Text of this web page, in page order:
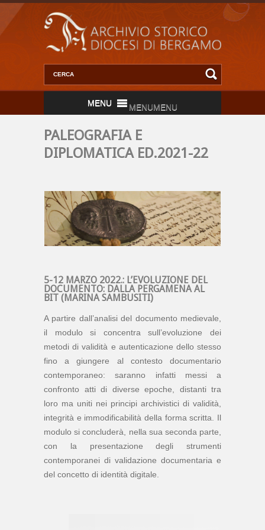
MENUMENU
PALEOGRAFIA E
DIPLOMATICA ED.2021-22
5-12 MARZO 2022.: L’EVOLUZIONE DEL
DOCUMENTO: DALLA PERGAMENA AL
BIT (MARINA SAMBUSITI)
A partire dall’analisi del documento medievale,
il modulo si concentra sull’evoluzione dei
metodi di validità e autenticazione dello stesso
fino a giungere al contesto documentario
contemporaneo: saranno infatti messi a
confronto atti di diverse epoche, distanti tra
loro ma uniti nei principi archivistici di validità,
integrità e immodificabilità della forma scritta. Il
modulo si concluderà, nella sua seconda parte,
con la presentazione degli strumenti
contemporanei di validazione documentaria e
del concetto di identità digitale.